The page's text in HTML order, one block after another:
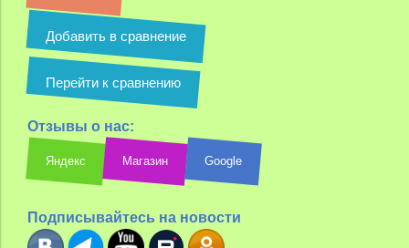
Добавить в сравнение
Перейти к сравнению
Отзывы о нас:
Яндекс Магазин Google
Подписывайтесь на новости